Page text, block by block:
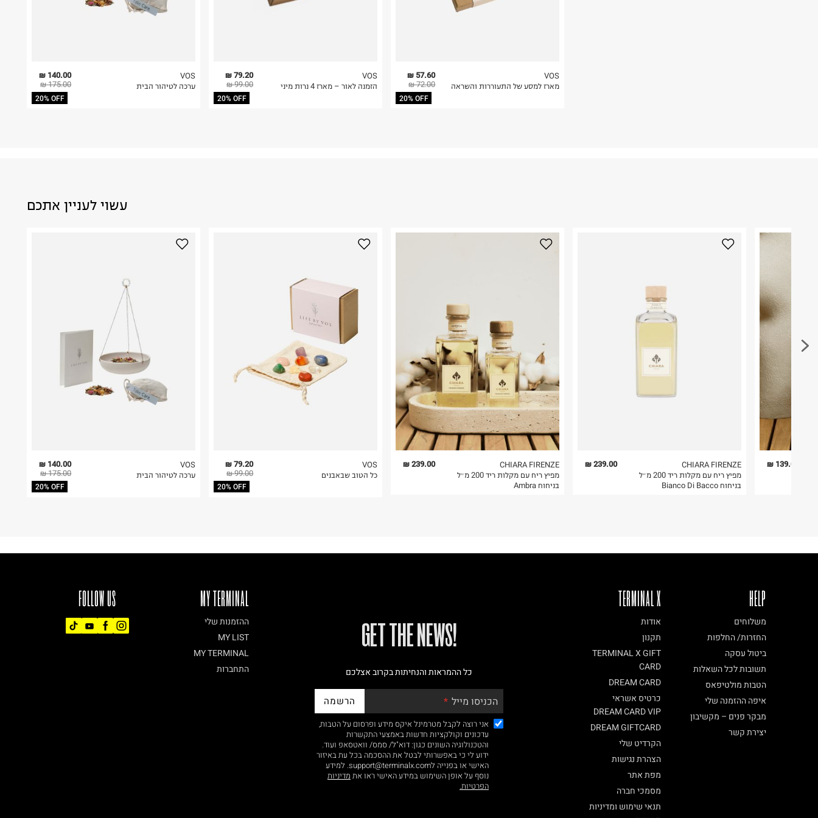
140.00 ₪
175.00 ₪
20% OFF
VOS
ערכה לטיהור הבית
79.20 ₪
99.00 ₪
20% OFF
VOS
הזמנה לאור – מארז 4 נרות מיני
57.60 ₪
72.00 ₪
20% OFF
VOS
מארז למסע של התעוררות והשראה
עשוי לעניין אתכם
140.00 ₪
175.00 ₪
20% OFF
VOS
ערכה לטיהור הבית
79.20 ₪
99.00 ₪
20% OFF
VOS
כל הטוב שבאבנים
239.00 ₪
CHIARA FIRENZE
מפיץ ריח עם מקלות ריד 200 מ״ל
בניחוח Ambra
239.00 ₪
CHIARA FIRENZE
מפיץ ריח עם מקלות ריד 200 מ״ל
בניחוח Bianco Di Bacco
139.00 ₪
FOLLOW US MY TERMINAL
ההזמנות שלי
MY LIST
MY TERMINAL
התחברות
!GET THE NEWS
כל ההמראות והנחיתות בקרוב אצלכם
הכניסו מייל הרשמה
אני רוצה לקבל מטרמינל איקס מידע ופרסום על הטבות,
עדכונים וקולקציות חדשות באמצעי התקשרות
והטכנולוגיה השונים כגון: דוא"ל/ סמס/ וואטסאפ ועוד.
ידוע לי כי באפשרותי לבטל את ההסכמה בכל עת באיזור
האישי או בפנייה לsupport@terminalx.com. למידע
נוסף על אופן השימוש במידע האישי ראו את מדיניות
הפרטיות.
TERMINAL X
אודות
תקנון
TERMINAL X GIFT
CARD
DREAM CARD
כרטיס אשראי
DREAM CARD VIP
DREAM GIFTCARD
הקרדיט שלי
הצהרת נגישות
מפת אתר
מסמכי חברה
תנאי שימוש ומדיניות
HELP
משלוחים
החזרות/ החלפות
ביטול עסקה
תשובות לכל השאלות
הטבות מולטיפאס
איפה ההזמנה שלי
מבקר פנים – מקשיבון
יצירת קשר